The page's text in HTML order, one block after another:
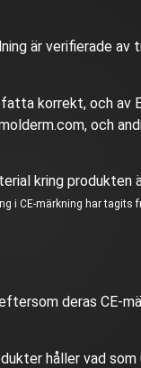
är verifierade
korrekt, och av
och
kring produkten
i CE-märkning har tagits
deras CE-
håller vad